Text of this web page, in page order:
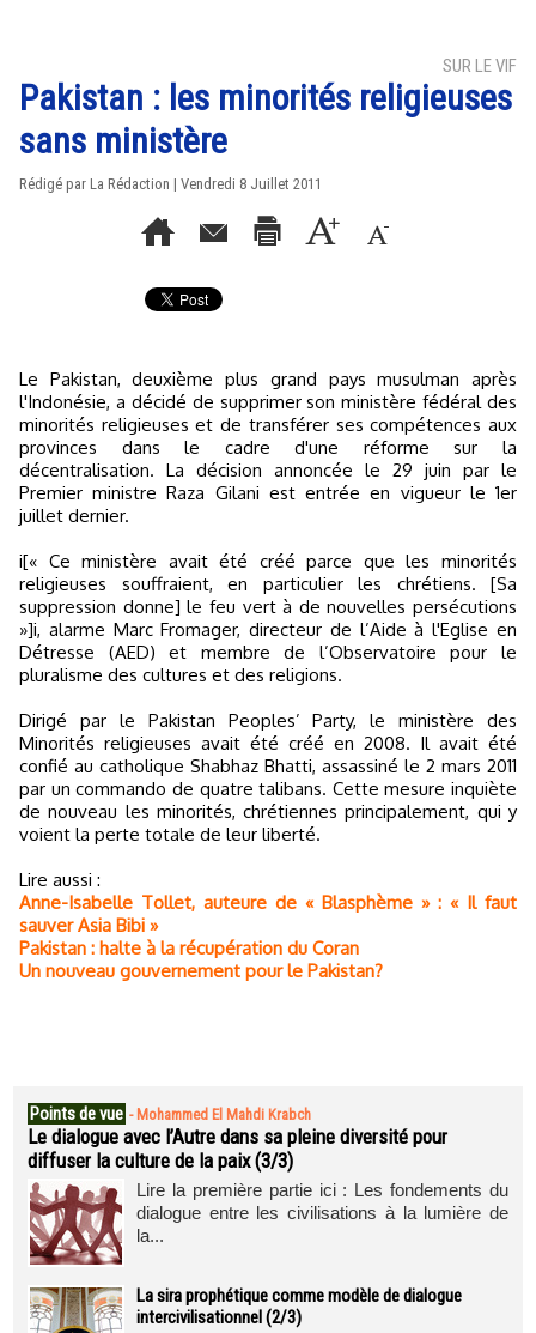
SUR LE VIF
Pakistan : les minorités religieuses
sans ministère
Rédigé par La Rédaction | Vendredi 8 Juillet 2011
Le Pakistan, deuxième plus grand pays musulman après
l'Indonésie, a décidé de supprimer son ministère fédéral des
minorités religieuses et de transférer ses compétences aux
provinces dans le cadre d'une réforme sur la
décentralisation. La décision annoncée le 29 juin par le
Premier ministre Raza Gilani est entrée en vigueur le 1er
juillet dernier.
i[« Ce ministère avait été créé parce que les minorités
religieuses souffraient, en particulier les chrétiens. [Sa
suppression donne] le feu vert à de nouvelles persécutions
»]i, alarme Marc Fromager, directeur de l’Aide à l'Eglise en
Détresse (AED) et membre de l’Observatoire pour le
pluralisme des cultures et des religions.
Dirigé par le Pakistan Peoples’ Party, le ministère des
Minorités religieuses avait été créé en 2008. Il avait été
confié au catholique Shabhaz Bhatti, assassiné le 2 mars 2011
par un commando de quatre talibans. Cette mesure inquiète
de nouveau les minorités, chrétiennes principalement, qui y
voient la perte totale de leur liberté.
Lire aussi :
Anne-Isabelle Tollet, auteure de « Blasphème » : « Il faut
sauver Asia Bibi »
Pakistan : halte à la récupération du Coran
Un nouveau gouvernement pour le Pakistan?
Points de vue - Mohammed El Mahdi Krabch
Le dialogue avec l’Autre dans sa pleine diversité pour
diffuser la culture de la paix (3/3)
Lire la première partie ici : Les fondements du
dialogue entre les civilisations à la lumière de
la...
La sira prophétique comme modèle de dialogue
intercivilisationnel (2/3)